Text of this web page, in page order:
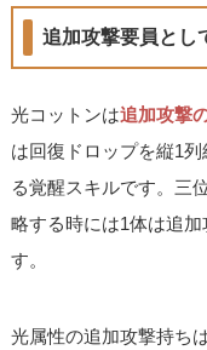
追加攻撃要員とし
光コットンは追加攻撃
は回復ドロップを縦1
る覚醒スキルです。三
略する時には1体は追
す。
光属性の追加攻撃持ち